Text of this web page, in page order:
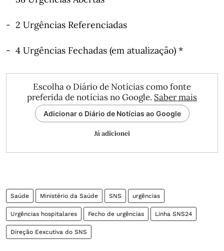
- 2 Urgências Referenciadas
- 4 Urgências Fechadas (em atualização) *
Escolha o Diário de Notícias como fonte
preferida de notícias no Google. Saber mais
Adicionar o Diário de Notícias ao Google
Já adicionei
Saúde Ministério da Saúde SNS urgências
Urgências hospitalares Fecho de urgências Linha SNS24
Direção Eexcutiva do SNS